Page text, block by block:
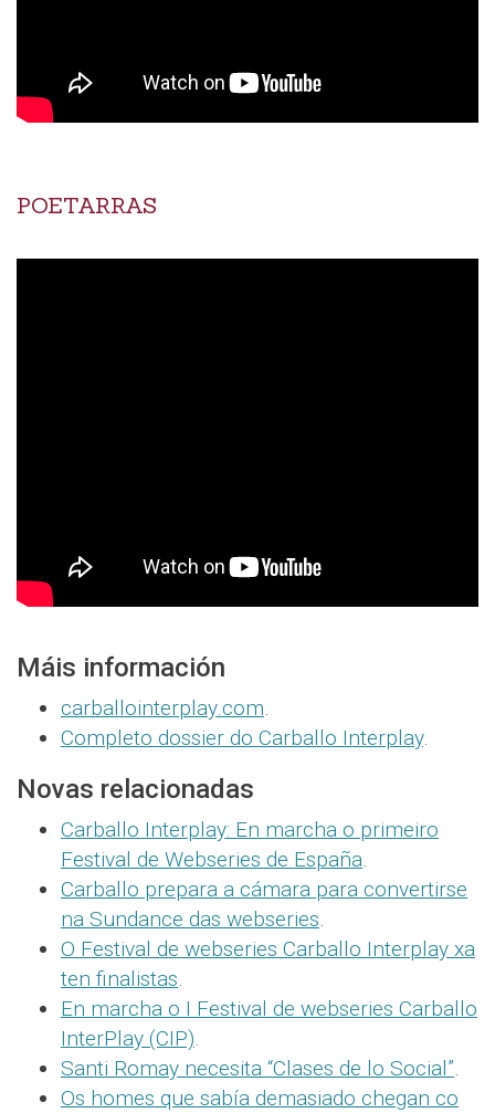
POETARRAS
Máis información
carballointerplay.com.
Completo dossier do Carballo Interplay.
Novas relacionadas
Carballo Interplay: En marcha o primeiro
Festival de Webseries de España.
Carballo prepara a cámara para convertirse
na Sundance das webseries.
O Festival de webseries Carballo Interplay xa
ten finalistas.
En marcha o I Festival de webseries Carballo
InterPlay (CIP).
Santi Romay necesita “Clases de lo Social”.
Os homes que sabía demasiado chegan co